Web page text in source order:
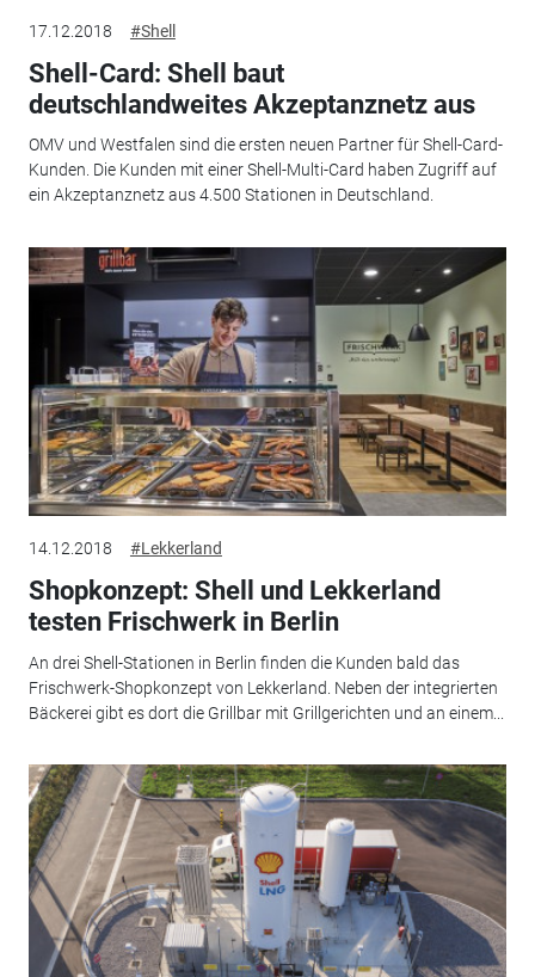
17.12.2018 #Shell
Shell-Card: Shell baut
deutschlandweites Akzeptanznetz aus
OMV und Westfalen sind die ersten neuen Partner für Shell-Card-
Kunden. Die Kunden mit einer Shell-Multi-Card haben Zugriff auf
ein Akzeptanznetz aus 4.500 Stationen in Deutschland.
14.12.2018 #Lekkerland
Shopkonzept: Shell und Lekkerland
testen Frischwerk in Berlin
An drei Shell-Stationen in Berlin finden die Kunden bald das
Frischwerk-Shopkonzept von Lekkerland. Neben der integrierten
Bäckerei gibt es dort die Grillbar mit Grillgerichten und an einem...